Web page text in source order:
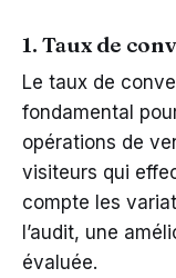
1. Taux de
Le taux de
fondamental
opérations de
visiteurs qui
compte les
l’audit, une
évaluée.